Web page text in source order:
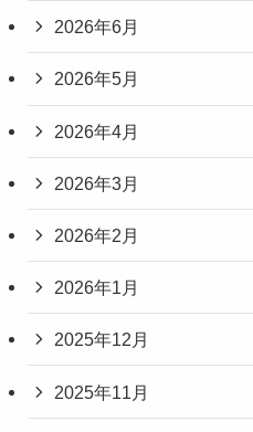
2026年6月
2026年5月
2026年4月
2026年3月
2026年2月
2026年1月
2025年12月
2025年11月